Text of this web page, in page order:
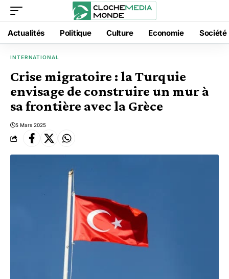
Actualités Politique Culture Economie Société
INTERNATIONAL
Crise migratoire : la Turquie
envisage de construire un mur à
sa frontière avec la Grèce
5 Mars 2025